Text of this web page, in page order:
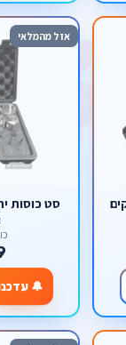
אזל מהמלאי
🔔